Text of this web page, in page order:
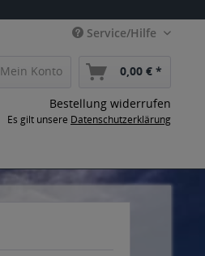
Service/Hilfe
Mein Konto 0,00 € *
Bestellung widerrufen
Es gilt unsere Datenschutzerklärung